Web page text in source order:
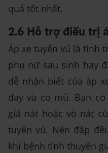
quả tốt nhất.
2.6 Hỗ trợ điều trị
Áp xe tuyến vú là tình
phụ nữ sau sinh hay
dễ nhận biết của áp
đay và có mủ. Bạn
giã nát hoặc vò nát
tuyến vú. Nên đắp
khi bệnh tình thuyên